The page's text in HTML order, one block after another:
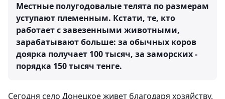
Местные полугодовалые телята по размерам
уступают племенным. Кстати, те, кто
работает с завезенными животными,
зарабатывают больше: за обычных коров
доярка получает 100 тысяч, за заморских -
порядка 150 тысяч тенге.
Сегодня село Донецкое живет благодаря хозяйству,